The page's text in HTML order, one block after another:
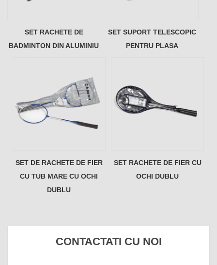
SET RACHETE DE
BADMINTON DIN ALUMINIU
SET SUPORT TELESCOPIC
PENTRU PLASA
SET DE RACHETE DE FIER
CU TUB MARE CU OCHI
DUBLU
SET RACHETE DE FIER CU
OCHI DUBLU
CONTACTATI CU NOI